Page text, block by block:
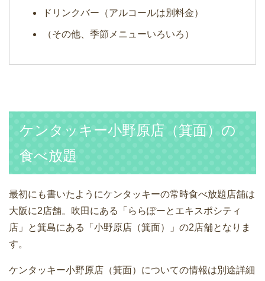
ドリンクバー（アルコールは別料金）
（その他、季節メニューいろいろ）
ケンタッキー小野原店（箕面）の
食べ放題
最初にも書いたようにケンタッキーの常時食べ放題店舗は
大阪に2店舗。吹田にある「ららぽーとエキスポシティ
店」と箕島にある「小野原店（箕面）」の2店舗となりま
す。
ケンタッキー小野原店（箕面）についての情報は別途詳細